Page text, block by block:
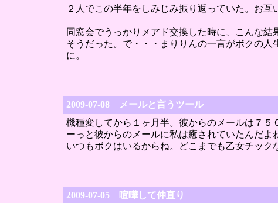
２人でこの半年をしみじみ振り返っていた。お
同窓会でうっかりメアド交換した時に、こんな
そうだった。で・・・まりりんの一言がボクの
に。
2009-07-08 メールと言うツール
機種変してから１ヶ月半。彼からのメールは７
ーっと彼からのメールに私は癒されていたんだ
いつもボクはいるからね。どこまでも乙女チック
2009-07-05 喧嘩して仲直り